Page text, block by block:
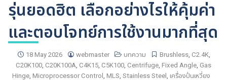
รุ่นยอดฮิต เลือกอย่างไรให้คุ้มค่า
และตอบโจทย์การใช้งานมากที่สุด
18 May 2026 webmaster บทความ Brushless, C2.4K,
C20K100, C20K100A, C4K15, C5K100, Centrifuge, Fixed Angle, Gas
Hinge, Microprocessor Control , MLS, Stainless Steel , เครื่องปั่นเหวี่ยง